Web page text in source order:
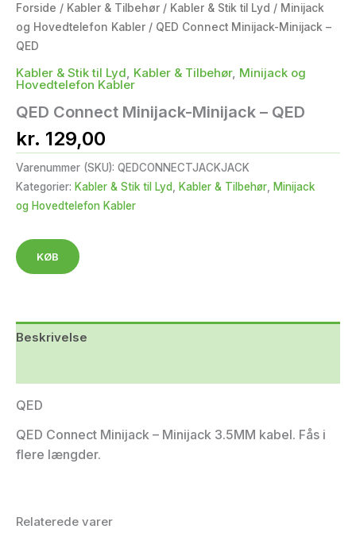
Forside / Kabler & Tilbehør / Kabler & Stik til Lyd / Minijack
og Hovedtelefon Kabler / QED Connect Minijack-Minijack –
QED
Kabler & Stik til Lyd Kabler & Tilbehør, Minijack og
Hovedtelefon Kabler
QED Connect Minijack-Minijack – QED
kr. 129,00
Varenummer (SKU): QEDCONNECTJACKJACK
Kategorier: Kabler & Stik til Lyd, Kabler & Tilbehør, Minijack
og Hovedtelefon Kabler
KØB
Beskrivelse
QED
QED Connect Minijack – Minijack 3.5MM kabel. Fås i
flere længder.
Relaterede varer